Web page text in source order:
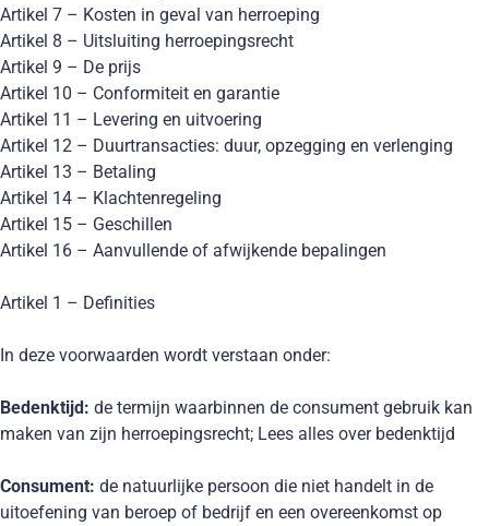
Artikel 7 – Kosten in geval van herroeping
Artikel 8 – Uitsluiting herroepingsrecht
Artikel 9 – De prijs
Artikel 10 – Conformiteit en garantie
Artikel 11 – Levering en uitvoering
Artikel 12 – Duurtransacties: duur, opzegging en verlenging
Artikel 13 – Betaling
Artikel 14 – Klachtenregeling
Artikel 15 – Geschillen
Artikel 16 – Aanvullende of afwijkende bepalingen
Artikel 1 – Definities
In deze voorwaarden wordt verstaan onder:
Bedenktijd: de termijn waarbinnen de consument gebruik kan
maken van zijn herroepingsrecht; Lees alles over bedenktijd
Consument: de natuurlijke persoon die niet handelt in de
uitoefening van beroep of bedrijf en een overeenkomst op